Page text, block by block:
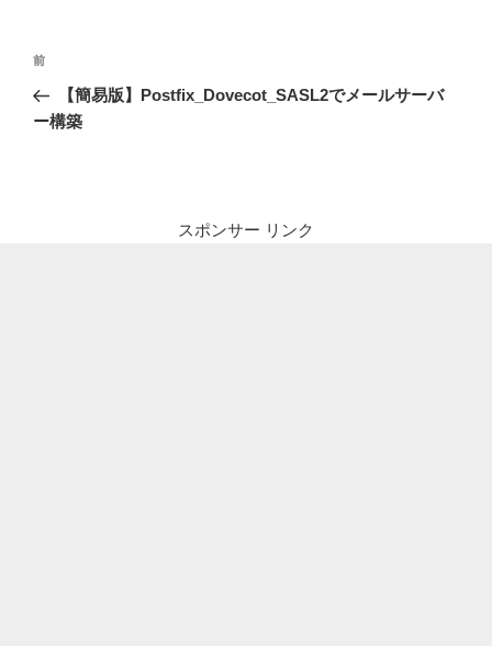
投
ナ
前
の
前
【簡易版】Postfix_Dovecot_SASL2でメールサーバ
ー構築
スポンサー リンク